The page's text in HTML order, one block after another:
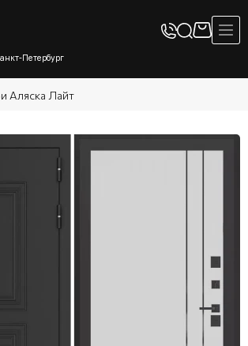
Петербург
Аляска Лайт